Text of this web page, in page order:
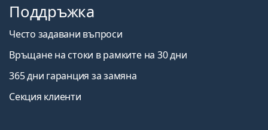
Поддръжка
Често задавани въпроси
Връщане на стоки в рамките на 30 дни
365 дни гаранция за замяна
Секция клиенти